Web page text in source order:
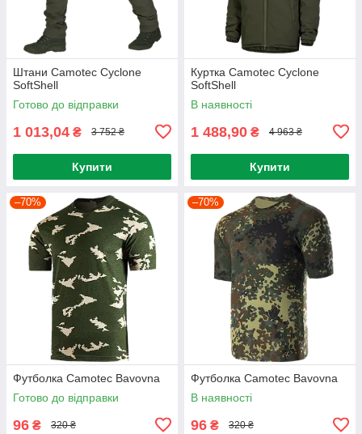
Штани Camotec Cyclone
SoftShell
Готово до відправки
1 013,04 ₴ 3 752 ₴
Купити
Куртка Camotec Cyclone
SoftShell
В наявності
1 488,90 ₴ 4 963 ₴
Купити
–70%
Футболка Camotec Bavovna
Готово до відправки
96 ₴ 320 ₴
–70%
Футболка Camotec Bavovna
В наявності
96 ₴ 320 ₴